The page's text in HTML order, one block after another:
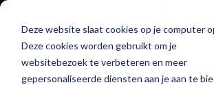
Deze website slaat cookies op je computer
Deze cookies worden gebruikt om je
websitebezoek te verbeteren en meer
gepersonaliseerde diensten aan je aan te
Menu
Partners